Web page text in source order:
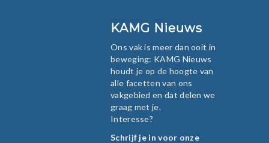
KAMG Nieuws
Ons vak is meer dan ooit in
beweging: KAMG Nieuws
houdt je op de hoogte van
alle facetten van ons
vakgebied en dat delen we
graag met je.
Interesse?
Schrijf je in voor onze